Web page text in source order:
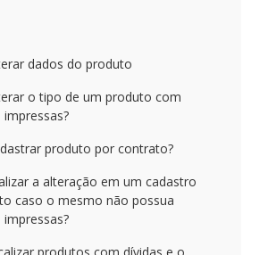
dados do produto
o tipo de um produto com
produto por contrato?
a alteração em um cadastro
caso o mesmo não possua